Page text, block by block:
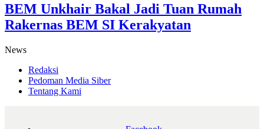
BEM Unkhair Bakal Jadi Tuan Rumah
Rakernas BEM SI Kerakyatan
News
Redaksi
Pedoman Media Siber
Tentang Kami